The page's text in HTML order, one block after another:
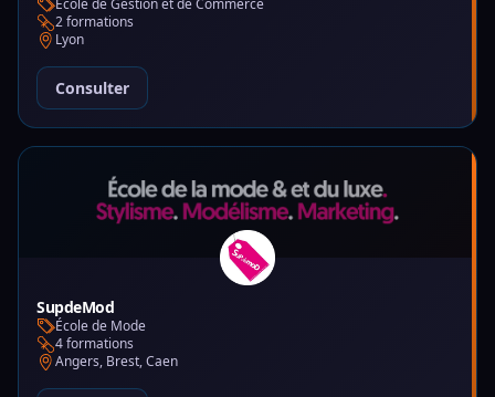
École de Gestion et de Commerce
2 formations
Lyon
Consulter
SupdeMod
École de Mode
4 formations
Angers, Brest, Caen